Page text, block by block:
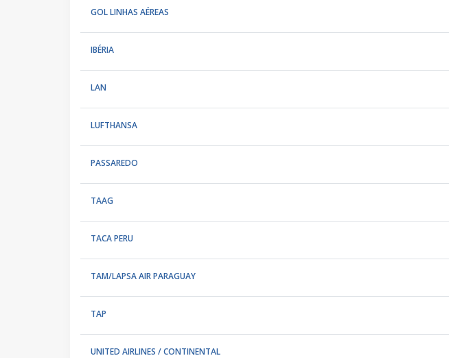
GOL LINHAS AÉREAS
IBÉRIA
LAN
LUFTHANSA
PASSAREDO
TAAG
TACA PERU
TAM/LAPSA AIR PARAGUAY
TAP
UNITED AIRLINES / CONTINENTAL